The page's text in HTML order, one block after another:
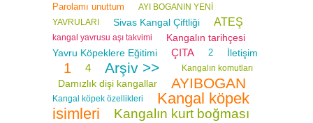
Parolamı unuttum
AYI BOGANIN YENİ
YAVRULARI
Sivas Kangal Çiftliği ATEŞ
kangal yavrusu aşı takvimi
Kangalın tarihçesi
Yavru Köpeklere Eğitimi
ÇITA 2 İletişim
1 4 Arşiv >> Kangalın komutları
Damızlık dişi kangallar AYIBOGAN
Kangal köpek özellikleri
Kangal köpek
isimleri
Kangalın kurt boğması